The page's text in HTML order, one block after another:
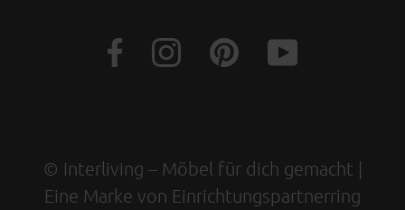
© Interliving – Möbel für dich gemacht |
Eine Marke von Einrichtungspartnerring